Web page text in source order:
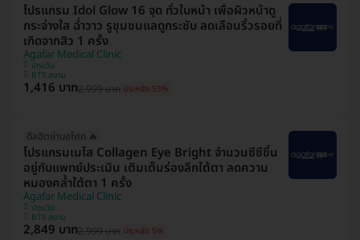
โปรแกรม Idol Glow 16 จุด ทั่วใบหน้า เพื่อผิวหน้าดู
กระจ่างใส ฉ่ำวาว รูขุมขนแลดูกระชับ ลดเลือนริ้วรอยที่
เกิดจากสิว 1 ครั้ง
Agafar Medical Clinic
ปทุมวัน
BTS สยาม
1,416 บาท2,999 บาท ประหยัด 53%
ดีลฮิตย่านอโศก 🔥
โปรแกรมเมโส Collagen Eye Bright จำนวนซีซีขึ้น
อยู่กับแพทย์ประเมิน เติมเต็มร่องลึกใต้ตา ลดความ
หมองคล้ำใต้ตา 1 ครั้ง
Agafar Medical Clinic
ปทุมวัน
BTS สยาม
2,849 บาท2,999 บาท ประหยัด 5%